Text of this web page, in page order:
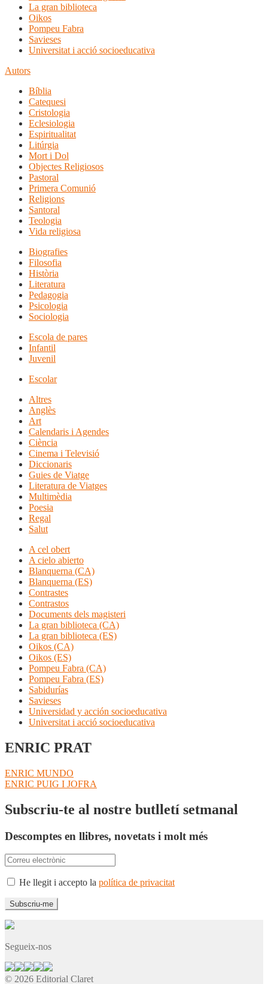
La gran biblioteca
Oikos
Pompeu Fabra
Savieses
Universitat i acció socioeducativa
Autors
Bíblia
Catequesi
Cristologia
Eclesiologia
Espiritualitat
Litúrgia
Mort i Dol
Objectes Religiosos
Pastoral
Primera Comunió
Religions
Santoral
Teologia
Vida religiosa
Biografies
Filosofia
Història
Literatura
Pedagogia
Psicologia
Sociologia
Escola de pares
Infantil
Juvenil
Escolar
Altres
Anglès
Art
Calendaris i Agendes
Ciència
Cinema i Televisió
Diccionaris
Guies de Viatge
Literatura de Viatges
Multimèdia
Poesia
Regal
Salut
A cel obert
A cielo abierto
Blanquerna (CA)
Blanquerna (ES)
Contrastes
Contrastos
Documents dels magisteri
La gran biblioteca (CA)
La gran biblioteca (ES)
Oikos (CA)
Oikos (ES)
Pompeu Fabra (CA)
Pompeu Fabra (ES)
Sabidurías
Savieses
Universidad y acción socioeducativa
Universitat i acció socioeducativa
ENRIC PRAT
Navegació
d'entrades
Entrada
anterior:
ENRIC MUNDO
Pròxima
ENRIC PUIG I JOFRA
Subscriu-te al nostre butlletí setmanal
Descomptes en llibres, novetats i molt més
He llegit i accepto la política de privacitat
Segueix-nos
© 2026 Editorial Claret